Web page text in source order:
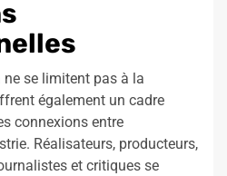
ne se limitent pas à la
également un cadre
connexions entre
Réalisateurs, producteurs,
et critiques se